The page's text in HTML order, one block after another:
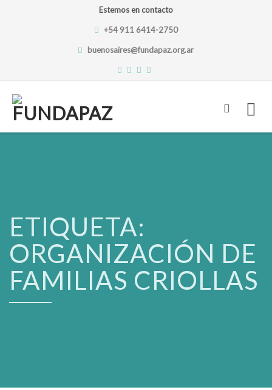
Estemos en contacto
+54 911 6414-2750
buenosaires@fundapaz.org.ar
Skip
ETIQUETA:
ORGANIZACIÓN DE
FAMILIAS CRIOLLAS